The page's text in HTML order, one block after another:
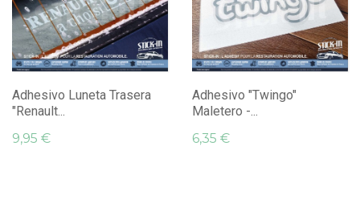
Adhesivo Luneta Trasera
"Renault...
9,95 €
Adhesivo "Twingo"
Maletero -...
6,35 €